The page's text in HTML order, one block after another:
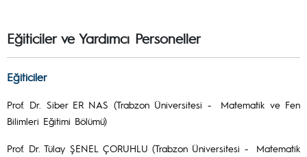
Eğiticiler ve Yardımcı Personeller
Eğiticiler
Prof. Dr. Siber ER NAS (Trabzon Üniversitesi - Matematik ve Fen
Bilimleri Eğitimi Bölümü)
Prof. Dr. Tülay ŞENEL ÇORUHLU (Trabzon Üniversitesi - Matematik